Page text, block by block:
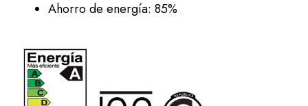
Ahorro de energía: 85%